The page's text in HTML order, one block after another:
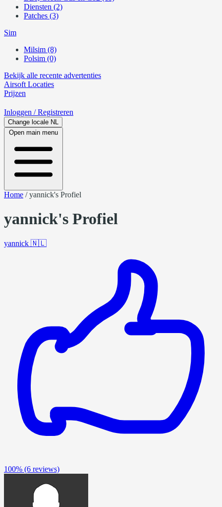
Diensten (2)
Patches (3)
Sim
Milsim (8)
Polsim (0)
Bekijk alle recente advertenties
Airsoft Locaties
Prijzen
Inloggen / Registreren
Change locale NL
Open main menu
Home /yannick's Profiel
yannick's Profiel
yannick 🇳🇱
100% (6 reviews)